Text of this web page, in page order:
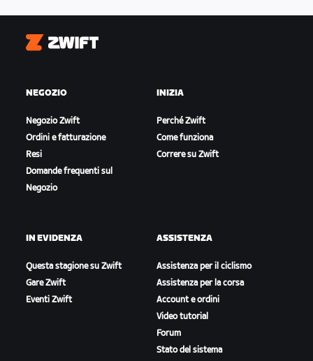
Zwift
NEGOZIO
Negozio Zwift
Ordini e fatturazione
Resi
Domande frequenti sul
Negozio
INIZIA
Perché Zwift
Come funziona
Correre su Zwift
IN EVIDENZA
Questa stagione su Zwift
Gare Zwift
Eventi Zwift
ASSISTENZA
Assistenza per il ciclismo
Assistenza per la corsa
Account e ordini
Video tutorial
Forum
Stato del sistema